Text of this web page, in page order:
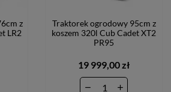
z
LR2
Traktorek ogrodowy 95cm z
koszem 320l Cub Cadet XT2
PR95
19 999,00 zł